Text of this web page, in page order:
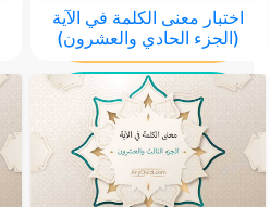
اختبار معنى الكلمة في الآية
(الجزء الحادي والعشرون)